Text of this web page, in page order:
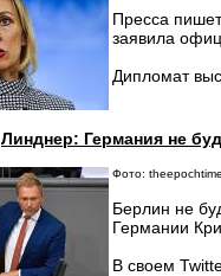
Пресса
заявила
Дипломат
Линднер: Германия не
Фото:
Берлин не
Германии
В своем